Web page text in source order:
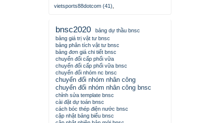
vietsports88dotcom (41)
bnsc2020
bảng dự thầu bnsc
bảng giá trị vật tư bnsc
bảng phân tích vật tư bnsc
bảng đơn giá chi tiết bnsc
chuyển đổi cấp phối vữa
chuyển đổi cấp phối vữa bnsc
chuyển đổi nhóm nc bnsc
chuyển đổi nhóm nhân công
chuyển đổi nhóm nhân công bnsc
chỉnh sửa template bnsc
cài đặt dự toán bnsc
cách bóc thép điện nước bnsc
cập nhật bảng biểu bnsc